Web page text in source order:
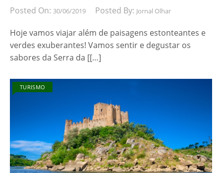
Posted On: 30/06/2019 Posted By: Jornal Olhar
Hoje vamos viajar além de paisagens estonteantes e
verdes exuberantes! Vamos sentir e degustar os
sabores da Serra da [[…]
TURISMO